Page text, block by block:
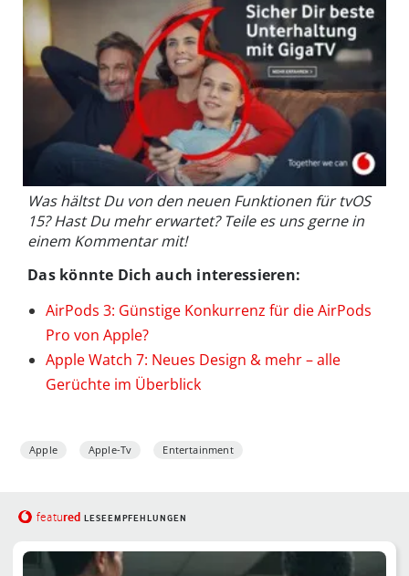
Was hältst Du von den neuen Funktionen für tvOS
15? Hast Du mehr erwartet? Teile es uns gerne in
einem Kommentar mit!
Das könnte Dich auch interessieren:
AirPods 3: Günstige Konkurrenz für die AirPods
Pro von Apple?
Apple Watch 7: Neues Design & mehr – alle
Gerüchte im Überblick
Apple Apple-Tv Entertainment
featured LESEEMPFEHLUNGEN